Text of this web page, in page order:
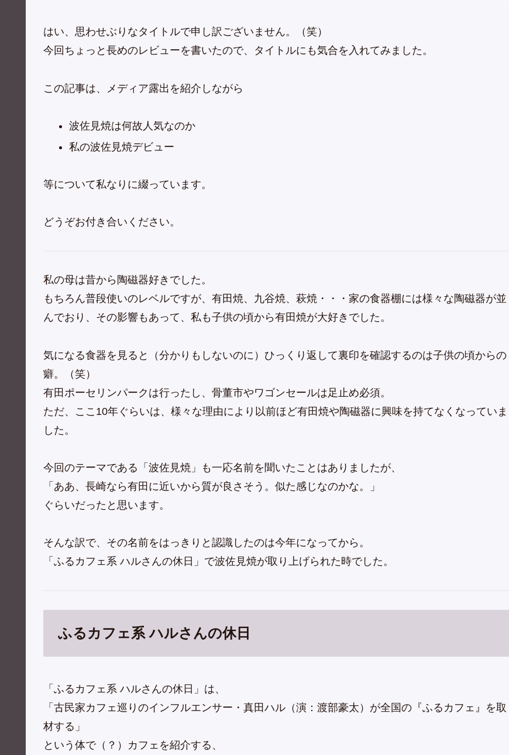
はい、思わせぶりなタイトルで申し訳ございません。（笑）
今回ちょっと長めのレビューを書いたので、タイトルにも気合を入れてみました。
この記事は、メディア露出を紹介しながら
波佐見焼は何故人気なのか
私の波佐見焼デビュー
等について私なりに綴っています。
どうぞお付き合いください。
私の母は昔から陶磁器好きでした。
もちろん普段使いのレベルですが、有田焼、九谷焼、萩焼・・・家の食器棚には様々な陶磁器が並
んでおり、その影響もあって、私も子供の頃から有田焼が大好きでした。
気になる食器を見ると（分かりもしないのに）ひっくり返して裏印を確認するのは子供の頃からの
癖。（笑）
有田ポーセリンパークは行ったし、骨董市やワゴンセールは足止め必須。
ただ、ここ10年ぐらいは、様々な理由により以前ほど有田焼や陶磁器に興味を持てなくなっていま
した。
今回のテーマである「波佐見焼」も一応名前を聞いたことはありましたが、
「ああ、長崎なら有田に近いから質が良さそう。似た感じなのかな。」
ぐらいだったと思います。
そんな訳で、その名前をはっきりと認識したのは今年になってから。
「ふるカフェ系 ハルさんの休日」で波佐見焼が取り上げられた時でした。
ふるカフェ系 ハルさんの休日
「ふるカフェ系 ハルさんの休日」は、
「古民家カフェ巡りのインフルエンサー・真田ハル（演：渡部豪太）が全国の『ふるカフェ』を取
材する」
という体で（？）カフェを紹介する、